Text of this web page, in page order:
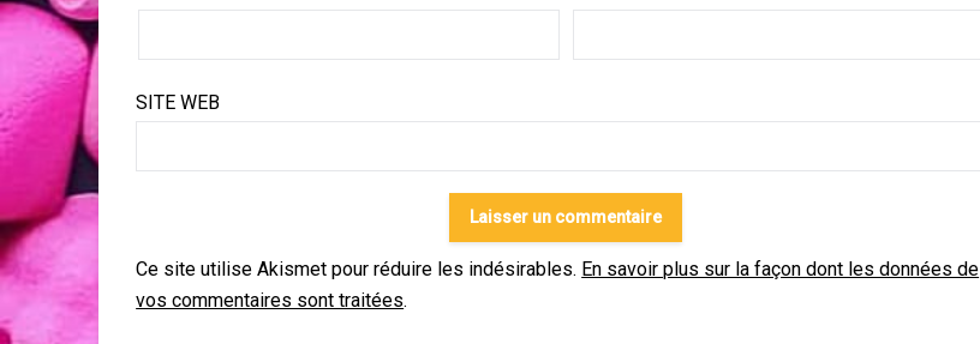
SITE WEB
Ce site utilise Akismet pour réduire les indésirables. En savoir plus sur la façon dont les données de
vos commentaires sont traitées.